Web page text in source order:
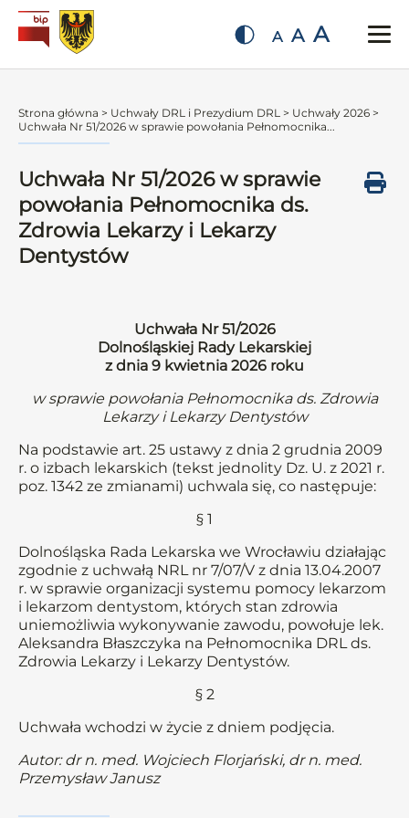
A A A
Strona główna > Uchwały DRL i Prezydium DRL > Uchwały 2026 >
Uchwała Nr 51/2026 w sprawie powołania Pełnomocnika...
Uchwała Nr 51/2026 w sprawie
powołania Pełnomocnika ds.
Zdrowia Lekarzy i Lekarzy
Dentystów
Uchwała Nr 51/2026
Dolnośląskiej Rady Lekarskiej
z dnia 9 kwietnia 2026 roku
w sprawie powołania Pełnomocnika ds. Zdrowia
Lekarzy i Lekarzy Dentystów
Na podstawie art. 25 ustawy z dnia 2 grudnia 2009
r. o izbach lekarskich (tekst jednolity Dz. U. z 2021 r.
poz. 1342 ze zmianami) uchwala się, co następuje:
§ 1
Dolnośląska Rada Lekarska we Wrocławiu działając
zgodnie z uchwałą NRL nr 7/07/V z dnia 13.04.2007
r. w sprawie organizacji systemu pomocy lekarzom
i lekarzom dentystom, których stan zdrowia
uniemożliwia wykonywanie zawodu, powołuje lek.
Aleksandra Błaszczyka na Pełnomocnika DRL ds.
Zdrowia Lekarzy i Lekarzy Dentystów.
§ 2
Uchwała wchodzi w życie z dniem podjęcia.
Autor: dr n. med. Wojciech Florjański, dr n. med.
Przemysław Janusz